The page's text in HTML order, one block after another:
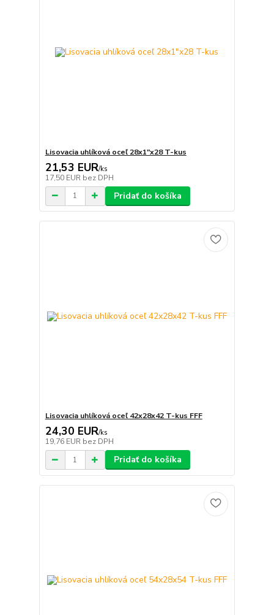
Lisovacia uhlíková oceľ 28x1"x28 T-kus
21,53 EUR/ks
17,50 EUR bez DPH
Pridať do košíka
Lisovacia uhlíková oceľ 42x28x42 T-kus FFF
24,30 EUR/ks
19,76 EUR bez DPH
Pridať do košíka